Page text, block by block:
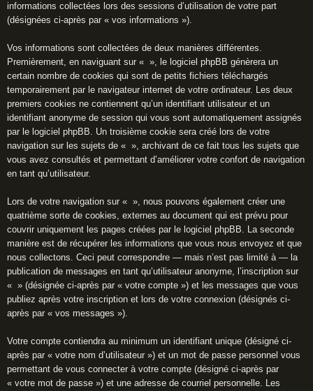
informations collectées lors des sessions d’utilisation de votre part
(désignées ci-après par « vos informations »).
Vos informations sont collectées de deux manières différentes.
Premièrement, en naviguant sur « », le logiciel phpBB génèrera un
certain nombre de cookies qui sont de petits fichiers téléchargés
temporairement par le navigateur internet de votre ordinateur. Les deux
premiers cookies ne contiennent qu’un identifiant utilisateur et un
identifiant anonyme de session qui vous sont automatiquement assignés
par le logiciel phpBB. Un troisième cookie sera créé lors de votre
navigation sur les sujets de « », archivant de ce fait tous les sujets que
vous avez consultés et permettant d’améliorer votre confort de navigation
en tant qu’utilisateur.
Lors de votre navigation sur « », nous pouvons également créer une
quatrième sorte de cookies, externes au document qui est prévu pour
couvrir uniquement les pages créées par le logiciel phpBB. La seconde
manière est de récupérer les informations que vous nous envoyez et que
nous collectons. Ceci peut correspondre — mais n’est pas limité à — la
publication de messages en tant qu’utilisateur anonyme, l’inscription sur
« » (désignée ci-après par « votre compte ») et les messages que vous
publiez après votre inscription et lors de votre connexion (désignés ci-
après par « vos messages »).
Votre compte contiendra au minimum un identifiant unique (désigné ci-
après par « votre nom d’utilisateur ») et un mot de passe personnel vous
permettant de vous connecter à votre compte (désigné ci-après par
« votre mot de passe ») et une adresse de courriel personnelle. Les